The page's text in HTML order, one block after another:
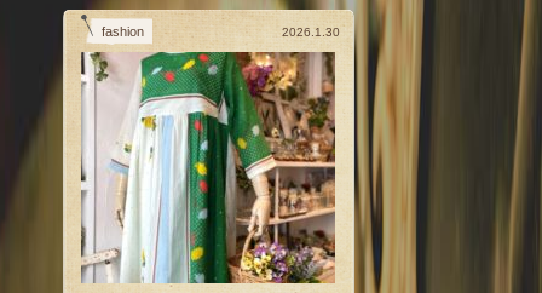
fashion 2026.1.30